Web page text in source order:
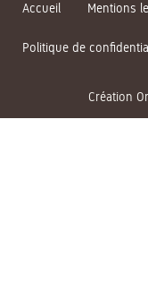
Accueil Mentions
Politique de
Création